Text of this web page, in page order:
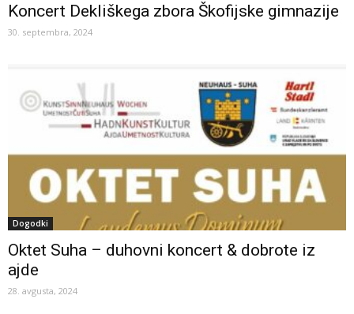
Koncert Dekliškega zbora Škofijske gimnazije
30. septembra, 2024
Dogodki
Oktet Suha – duhovni koncert & dobrote iz
ajde
28. avgusta, 2024